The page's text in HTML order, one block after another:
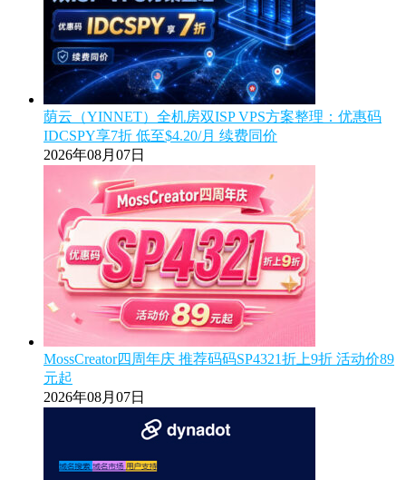
荫云（YINNET）全机房双ISP VPS方案整理：优惠码
IDCSPY享7折 低至$4.20/月 续费同价
2026年08月07日
MossCreator四周年庆 推荐码码SP4321折上9折 活动价89
元起
2026年08月07日